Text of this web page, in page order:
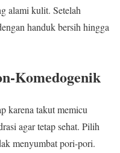
alami kulit. Setelah
handuk bersih hingga
Komedogenik
karena takut memicu
agar tetap sehat. Pilih
menyumbat pori-pori.